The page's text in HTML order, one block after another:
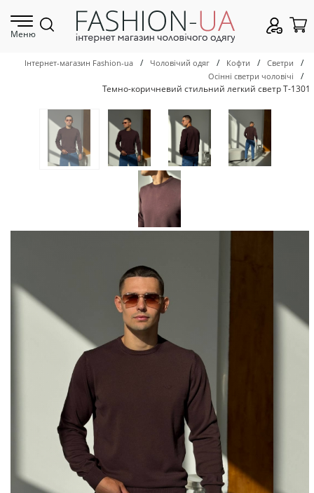
Меню
Інтернет-магазин Fashion-ua / Чоловічий одяг / Кофти / Светри /
Осінні светри чоловічі
/
Темно-коричневий стильний легкий светр Т-1301